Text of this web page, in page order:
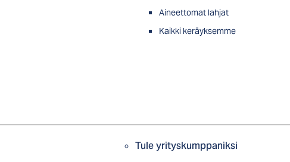
Aineettomat lahjat
Kaikki keräyksemme
Tule yrityskumppaniksi